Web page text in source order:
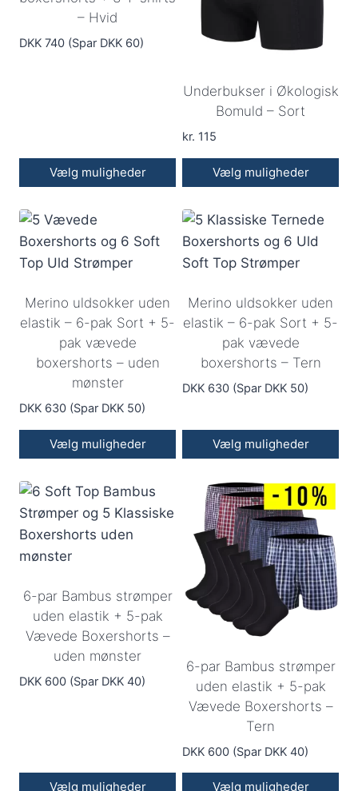
vælges
– Hvid
DKK 740 (Spar DKK 60)
Vælg muligheder
Underbukser i Økologisk
Bomuld – Sort
kr. 115
Vælg muligheder
vare
har
flere
Mulighederne
kan
vælges
varesiden
Merino uldsokker uden
elastik – 6-pak Sort + 5-
pak vævede
boxershorts – uden
mønster
DKK 630 (Spar DKK 50)
Vælg muligheder
Merino uldsokker uden
elastik – 6-pak Sort + 5-
pak vævede
boxershorts – Tern
DKK 630 (Spar DKK 50)
Vælg muligheder
6-par Bambus strømper
uden elastik + 5-pak
Vævede Boxershorts –
uden mønster
DKK 600 (Spar DKK 40)
Vælg muligheder
6-par Bambus strømper
uden elastik + 5-pak
Vævede Boxershorts –
Tern
DKK 600 (Spar DKK 40)
Vælg muligheder